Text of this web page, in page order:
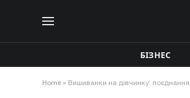
БІЗНЕС
Home » Вишиванки на дівчинку: поєднання